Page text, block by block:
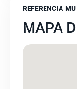
REFERENCIA
MAPA